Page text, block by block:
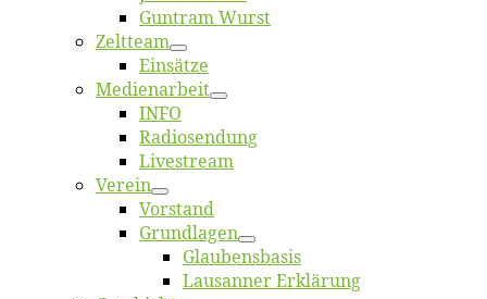
Gun­tram Wurst
Zelt­team
Ein­sät­ze
Me­di­en­ar­beit
INFO
Ra­dio­sen­dung
Live­stream
Ver­ein
Vor­stand
Grund­la­gen
Glaubens­ba­sis
Lausan­ner Erklärung